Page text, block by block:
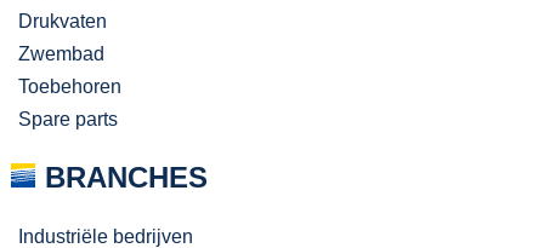
Drukvaten
Zwembad
Toebehoren
Spare parts
BRANCHES
Industriële bedrijven